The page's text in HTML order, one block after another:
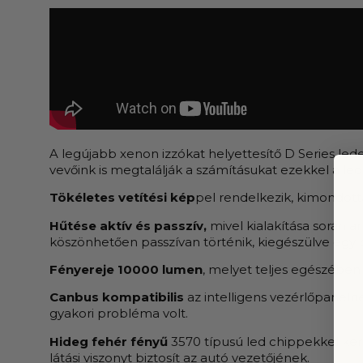
A legújabb xenon izzókat helyettesítő D Series
vevőink is megtalálják a számításukat ezekkel a
Tökéletes vetítési képpel rendelkezik,
Hűtése aktív és passzív, mivel kialakítása során
köszönhetően passzívan történik, kiegészülve
Fényereje 10000 lumen, melyet teljes
Canbus kompatibilis az intelligens
gyakori probléma volt.
Hideg fehér fényű 3570 típusú led chippekkel
látási viszonyt biztosít az autó vezetőjének.